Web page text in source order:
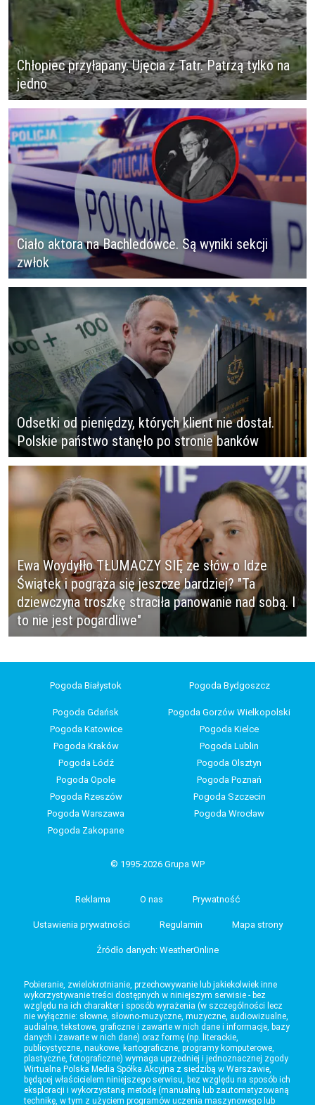
Chłopiec przyłapany. Ujęcia z Tatr. Patrzą tylko na
jedno
Ciało aktora na Bachledówce. Są wyniki sekcji
zwłok
Odsetki od pieniędzy, których klient nie dostał.
Polskie państwo stanęło po stronie banków
Ewa Woydyłło TŁUMACZY SIĘ ze słów o Idze
Świątek i pogrąża się jeszcze bardziej? "Ta
dziewczyna troszkę straciła panowanie nad sobą. I
to nie jest pogardliwe"
Pogoda Białystok Pogoda Bydgoszcz
Pogoda Gdańsk
Pogoda Gorzów Wielkopolski
Pogoda Katowice
Pogoda Kielce
Pogoda Kraków
Pogoda Lublin
Pogoda Łódź
Pogoda Olsztyn
Pogoda Opole
Pogoda Poznań
Pogoda Rzeszów
Pogoda Szczecin
Pogoda Warszawa
Pogoda Wrocław
Pogoda Zakopane
© 1995-2026 Grupa WP
Reklama O nas Prywatność
Ustawienia prywatności Regulamin Mapa strony
Źródło danych: WeatherOnline
Pobieranie, zwielokrotnianie, przechowywanie lub jakiekolwiek inne
wykorzystywanie treści dostępnych w niniejszym serwisie - bez
względu na ich charakter i sposób wyrażenia (w szczególności lecz
nie wyłącznie: słowne, słowno-muzyczne, muzyczne, audiowizualne,
audialne, tekstowe, graficzne i zawarte w nich dane i informacje, bazy
danych i zawarte w nich dane) oraz formę (np. literackie,
publicystyczne, naukowe, kartograficzne, programy komputerowe,
plastyczne, fotograficzne) wymaga uprzedniej i jednoznacznej zgody
Wirtualna Polska Media Spółka Akcyjna z siedzibą w Warszawie,
będącej właścicielem niniejszego serwisu, bez względu na sposób ich
eksploracji i wykorzystaną metodę (manualną lub zautomatyzowaną
technikę, w tym z użyciem programów uczenia maszynowego lub